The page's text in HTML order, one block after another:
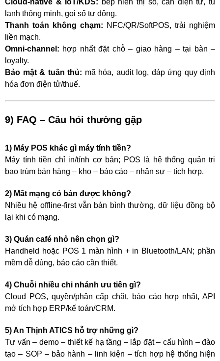
Cloud-native & IoT/KDS: bếp hiển thị số, cân điện tử, tủ
lạnh thông minh, gọi số tự động.
Thanh toán không chạm: NFC/QR/SoftPOS, trải nghiệm
liền mạch.
Omni-channel: hợp nhất đặt chỗ – giao hàng – tại bàn –
loyalty.
Bảo mật & tuân thủ: mã hóa, audit log, đáp ứng quy định
hóa đơn điện tử/thuế.
9) FAQ – Câu hỏi thường gặp
1) Máy POS khác gì máy tính tiền?
Máy tính tiền chỉ in/tính cơ bản; POS là hệ thống quản trị
bao trùm bán hàng – kho – báo cáo – nhân sự – tích hợp.
2) Mất mạng có bán được không?
Nhiều hệ offline-first vẫn bán bình thường, dữ liệu đồng bộ
lại khi có mạng.
3) Quán café nhỏ nên chọn gì?
Handheld hoặc POS 1 màn hình + in Bluetooth/LAN; phần
mềm dễ dùng, báo cáo cần thiết.
4) Chuỗi nhiều chi nhánh ưu tiên gì?
Cloud POS, quyền/phân cấp chặt, báo cáo hợp nhất, API
mở tích hợp ERP/kế toán/CRM.
5) An Thịnh ATICS hỗ trợ những gì?
Tư vấn – demo – thiết kế hạ tầng – lắp đặt – cấu hình – đào
tạo – SOP – bảo hành – linh kiện – tích hợp hệ thống hiện